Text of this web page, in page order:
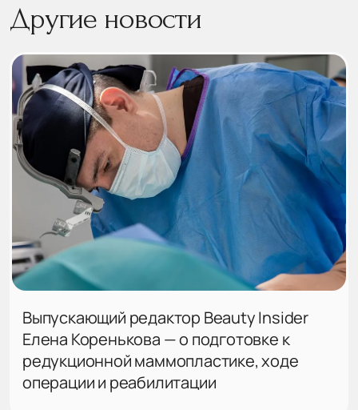
Другие новости
Выпускающий редактор Beauty Insider
Елена Коренькова — о подготовке к
редукционной маммопластике, ходе
операции и реабилитации